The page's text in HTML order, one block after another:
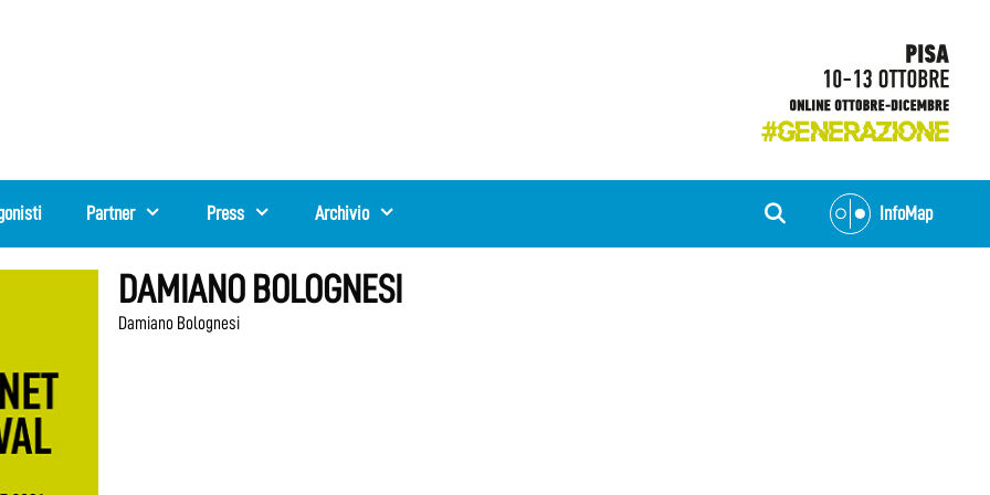
Partner Press Archivio InfoMap
DAMIANO BOLOGNESI
Damiano Bolognesi